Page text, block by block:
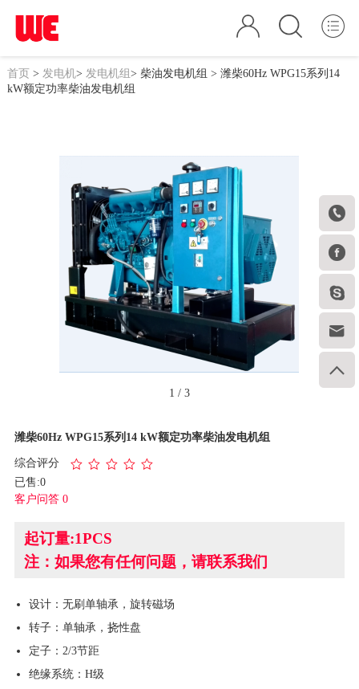





首页> 发电机> 发电机组> 柴油发电机组 > 潍柴60Hz WPG15系列14
kW额定功率柴油发电机组
1 / 3
潍柴60Hz WPG15系列14 kW额定功率柴油发电机组
综合评分
已售:0
客户问答 0
起订量:1PCS
注：如果您有任何问题，请联系我们
设计：无刷单轴承，旋转磁场
转子：单轴承，挠性盘
定子：2/3节距
绝缘系统：H级